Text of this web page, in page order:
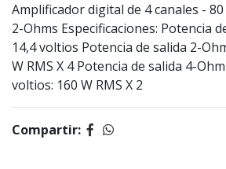
Amplificador digital de 4 canales - 80
2-Ohms Especificaciones: Potencia
14,4 voltios Potencia de salida 2-
W RMS X 4 Potencia de salida 4-
voltios: 160 W RMS X 2
Compartir: